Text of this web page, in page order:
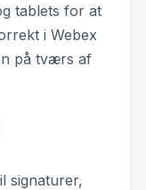
tablets for at
i Webex
på tværs af
signaturer,